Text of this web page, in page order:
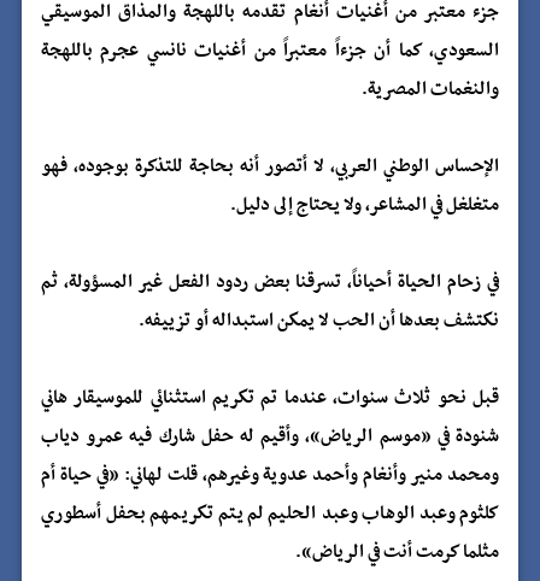
جزء معتبر من أغنيات أنغام تقدمه باللهجة والمذاق الموسيقي
السعودي، كما أن جزءاً معتبراً من أغنيات نانسي عجرم باللهجة
والنغمات المصرية.
الإحساس الوطني العربي، لا أتصور أنه بحاجة للتذكرة بوجوده، فهو
متغلغل في المشاعر، ولا يحتاج إلى دليل.
في زحام الحياة أحياناً، تسرقنا بعض ردود الفعل غير المسؤولة، ثم
نكتشف بعدها أن الحب لا يمكن استبداله أو تزييفه.
قبل نحو ثلاث سنوات، عندما تم تكريم استثنائي للموسيقار هاني
شنودة في «موسم الرياض»، وأقيم له حفل شارك فيه عمرو دياب
ومحمد منير وأنغام وأحمد عدوية وغيرهم، قلت لهاني: «في حياة أم
كلثوم وعبد الوهاب وعبد الحليم لم يتم تكريمهم بحفل أسطوري
مثلما كرمت أنت في الرياض».